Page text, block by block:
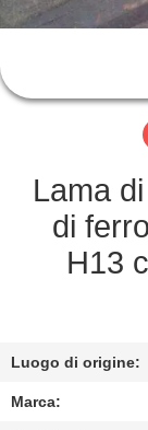
DELLA
NOTIZIE
CHIEDI
Lama
di
H13
Luogo di origine:
Marca: